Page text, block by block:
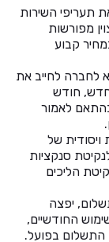
תעריפי השירות
מפורשות
קבוע
לחברה לחייב את
חודש
לאמור
של
סנקציות
הליכים
יפצה
של 10% מדמי השימוש החודשיים,
התשלום בפועל.